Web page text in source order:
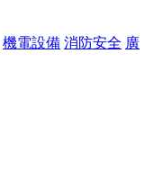
機電設備 消防安全 廣